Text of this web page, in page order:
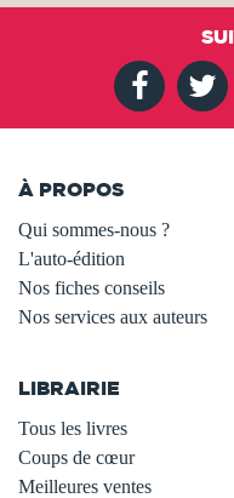
À PROPOS
Qui sommes-nous ?
L'auto-édition
Nos fiches conseils
Nos services aux auteurs
LIBRAIRIE
Tous les livres
Coups de cœur
Meilleures ventes